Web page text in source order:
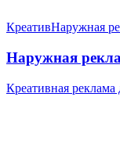
КреативНаружная
Наружная
Креативная реклама